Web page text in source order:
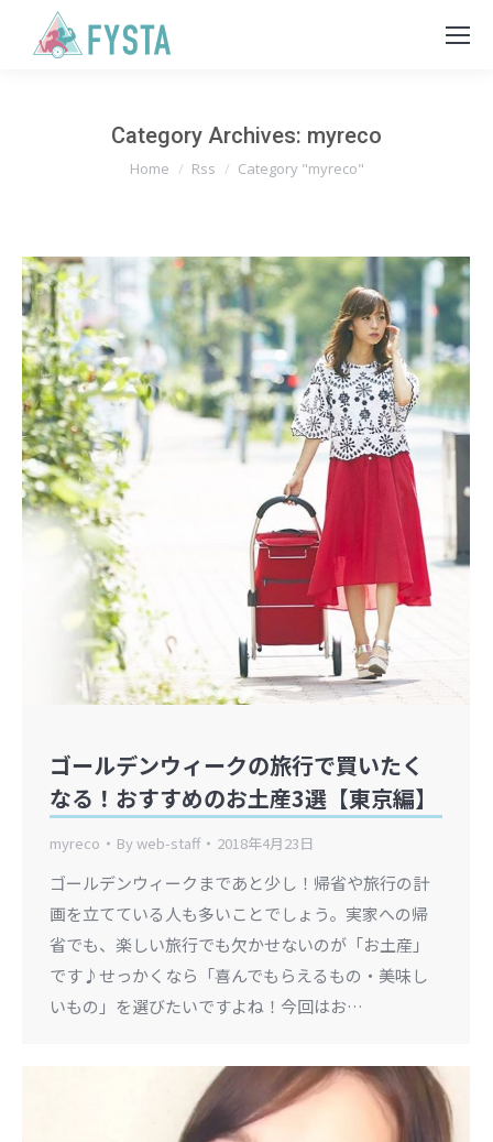
Category Archives: myreco
You are here:
Home Rss Category "myreco"
ゴールデンウィークの旅行で買いたく
なる！おすすめのお土産3選【東京編】
myreco Byweb-staff 2018年4月23日
ゴールデンウィークまであと少し！帰省や旅行の計
画を立てている人も多いことでしょう。実家への帰
省でも、楽しい旅行でも欠かせないのが「お土産」
です♪せっかくなら「喜んでもらえるもの・美味し
いもの」を選びたいですよね！今回はお…